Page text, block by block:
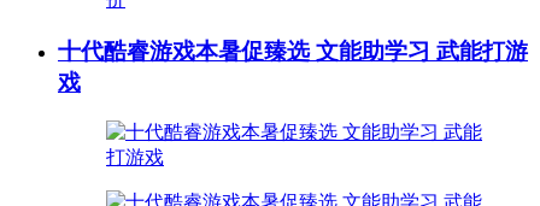
十代酷睿游戏本暑促臻选 文能助学习 武能打游
戏